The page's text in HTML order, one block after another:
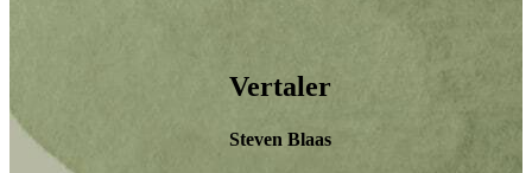
Vertaler
Steven Blaas